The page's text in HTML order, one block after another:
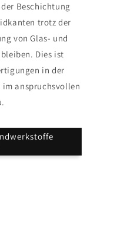
Beschichtung
trotz der
von Glas- und
Dies ist
in der
anspruchsvollen